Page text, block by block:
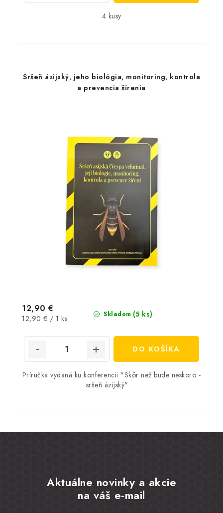
4 kusy
Sršeň ázijský, jeho biológia, monitoring, kontrola
a prevencia šírenia
Skladom (5 ks)
12,90 €
Jednotková
12,90 € / 1 ks
DO KOŠÍKA
Príručka vydaná ku konferencii "Skôr než bude neskoro -
sršeň ázijský"
Aktuálne novinky a akcie
na váš e-mail